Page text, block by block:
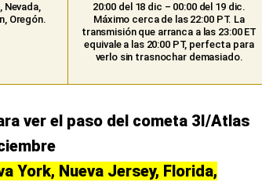
Nevada,
Oregón.
20:00 del 18 dic – 00:00 del 19 dic.
Máximo cerca de las 22:00 PT. La
transmisión que arranca a las 23:00 ET
equivale a las 20:00 PT, perfecta para
verlo sin trasnochar demasiado.
ver el paso del cometa 3I/Atlas
York, Nueva Jersey, Florida,